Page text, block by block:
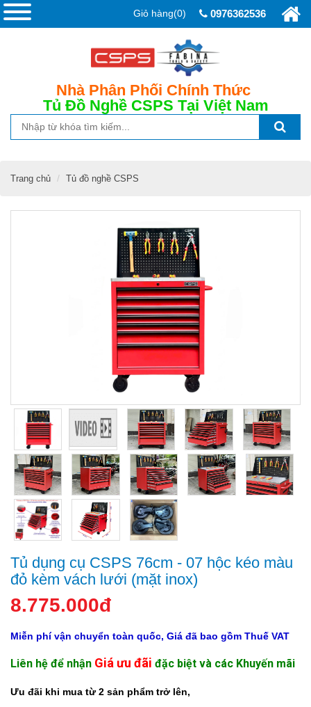
0976362536
Nhà Phân Phối Chính Thức
Tủ Đồ Nghề CSPS Tại Việt Nam
Giỏ hàng(0)
Trang chủ Tủ đồ nghề CSPS
Tủ dụng cụ CSPS 76cm - 07 hộc kéo màu
đỏ kèm vách lưới (mặt inox)
8.775.000đ
Miễn phí vận chuyển toàn quốc, Giá đã bao gồm Thuế VAT
Liên hệ để nhận Giá ưu đãi đặc biệt và các Khuyến mãi
Ưu đãi khi mua từ 2 sản phẩm trở lên,